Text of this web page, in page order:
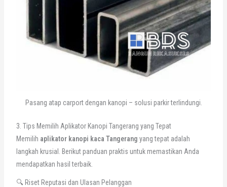
Pasang atap carport dengan kanopi – solusi parkir terlindungi.
3. Tips Memilih Aplikator Kanopi Tangerang yang Tepat
Memilih aplikator kanopi kaca Tangerang yang tepat adalah
langkah krusial. Berikut panduan praktis untuk memastikan Anda
mendapatkan hasil terbaik.
🔍 Riset Reputasi dan Ulasan Pelanggan